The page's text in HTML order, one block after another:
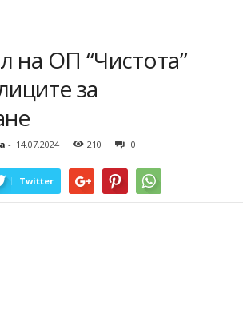
на ОП “Чистота”
за
- 14.07.2024 210 0
Twitter